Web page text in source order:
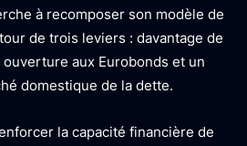
à recomposer son modèle de
de trois leviers : davantage de
aux Eurobonds et un
domestique de la dette.
la capacité financière de